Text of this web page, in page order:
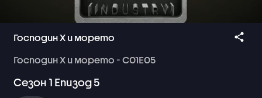
Господин Х и морето
ГосподинХ и морето - С01Е05
Сезон 1 Епизод5